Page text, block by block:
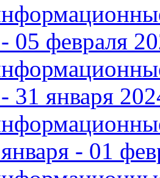
05 февраля
31 января
- 01